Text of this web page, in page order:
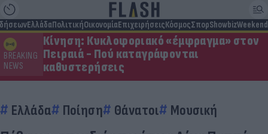
ΕλλάδαΠολιτικήΟικονομίαΕπιχειρήσειςΚόσμοςΣπορShowbizWeekend
BREAKING
NEWS
Κίνηση: Κυκλοφοριακό «έμφραγμα» στον
Πειραιά - Πού καταγράφονται
καθυστερήσεις
Ελλάδα Ποίηση Θάνατοι Μουσική